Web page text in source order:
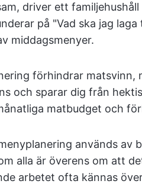
driver ett
på "Vad ska jag
middagsmenyer.
förhindrar
och sparar dig från
matbudget och
används av
alla är överens om att
arbetet ofta kännas